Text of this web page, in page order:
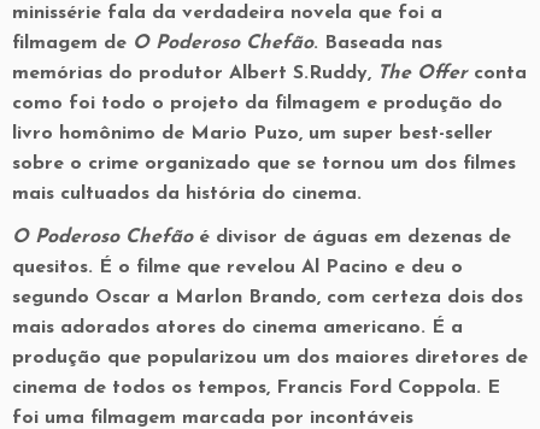
minissérie fala da verdadeira novela que foi a
filmagem de O Poderoso Chefão. Baseada nas
memórias do produtor Albert S.Ruddy, The Offerconta
como foi todo o projeto da filmagem e produção do
livro homônimo de Mario Puzo, um super best-seller
sobre o crime organizado que se tornou um dos filmes
mais cultuados da história do cinema.
O Poderoso Chefãoé divisor de águas em dezenas de
quesitos. É o filme que revelou Al Pacino e deu o
segundo Oscar a Marlon Brando, com certeza dois dos
mais adorados atores do cinema americano. É a
produção que popularizou um dos maiores diretores de
cinema de todos os tempos, Francis Ford Coppola. E
foi uma filmagem marcada por incontáveis